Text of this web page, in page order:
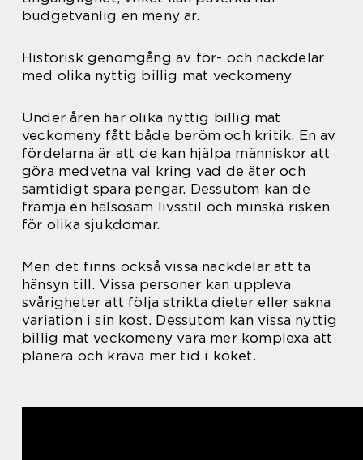
budgetvänlig en meny är.
Historisk genomgång av för- och nackdelar
med olika nyttig billig mat veckomeny
Under åren har olika nyttig billig mat
veckomeny fått både beröm och kritik. En av
fördelarna är att de kan hjälpa människor att
göra medvetna val kring vad de äter och
samtidigt spara pengar. Dessutom kan de
främja en hälsosam livsstil och minska risken
för olika sjukdomar.
Men det finns också vissa nackdelar att ta
hänsyn till. Vissa personer kan uppleva
svårigheter att följa strikta dieter eller sakna
variation i sin kost. Dessutom kan vissa nyttig
billig mat veckomeny vara mer komplexa att
planera och kräva mer tid i köket.